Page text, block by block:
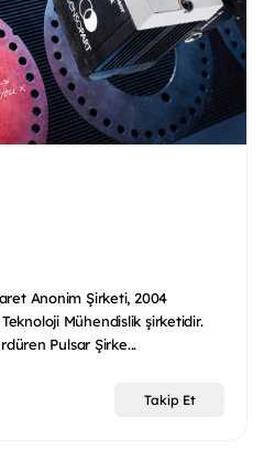
Anonim Şirketi, 2004
Mühendislik şirketidir.
Pulsar Şirke...
Takip Et